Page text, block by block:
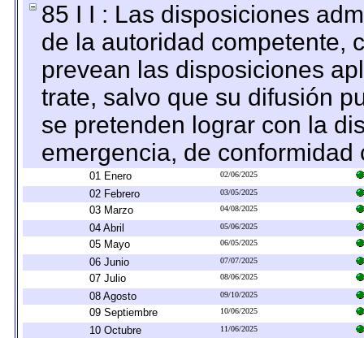
85 I I : Las disposiciones
de la autoridad competente,
prevean las disposiciones
trate, salvo que su difusión
se pretenden lograr con la
emergencia, de
01 Enero 02/06/2025
02 Febrero 03/05/2025
03 Marzo 04/08/2025
04 Abril 05/06/2025
05 Mayo 06/05/2025
06 Junio 07/07/2025
07 Julio 08/06/2025
08 Agosto 09/10/2025
09 Septiembre 10/06/2025
10 Octubre 11/06/2025